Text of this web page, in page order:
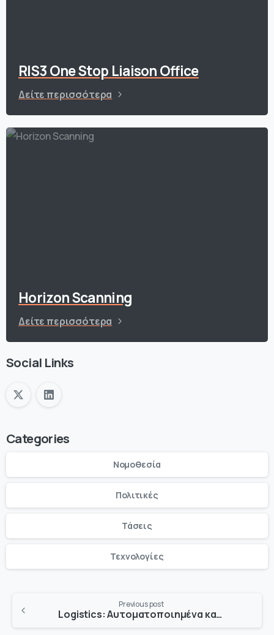
RIS3 One Stop Liaison Office
Δείτε περισσότερα
Horizon Scanning
Δείτε περισσότερα
Social Links
Categories
Νομοθεσία
Πολιτικές
Τάσεις
Τεχνολογίες
Previous post
Logistics: Αυτοματοποιημένα και έξυπνα συστήματα μεταφορών